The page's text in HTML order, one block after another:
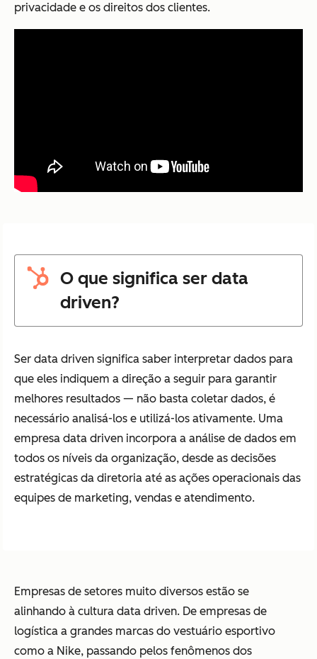
privacidade e os direitos dos clientes.
O que significa ser data
driven?
Ser data driven significa saber interpretar dados para
que eles indiquem a direção a seguir para garantir
melhores resultados — não basta coletar dados, é
necessário analisá-los e utilizá-los ativamente. Uma
empresa data driven incorpora a análise de dados em
todos os níveis da organização, desde as decisões
estratégicas da diretoria até as ações operacionais das
equipes de marketing, vendas e atendimento.
Empresas de setores muito diversos estão se
alinhando à cultura data driven. De empresas de
logística a grandes marcas do vestuário esportivo
como a Nike, passando pelos fenômenos dos